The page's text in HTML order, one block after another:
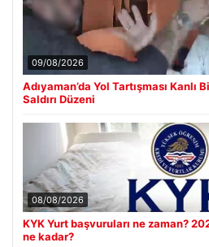
09/08/2026
Adıyaman’da Yol Tartışması
Saldırı Düzeni
08/08/2026
KYK Yurt başvuruları ne zaman?
ne kadar?